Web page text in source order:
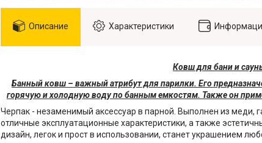
Описание Характеристики
Ковш для бани и
Банный ковш – важный атрибут для парилки. Его
горячую и холодную воду по банным емкостям. Также он
Черпак - незаменимый аксессуар в парной. Выполнен из меди,
отличные эксплуатационные характеристики, а также
дизайн, легок и прост в использовании, станет украшением